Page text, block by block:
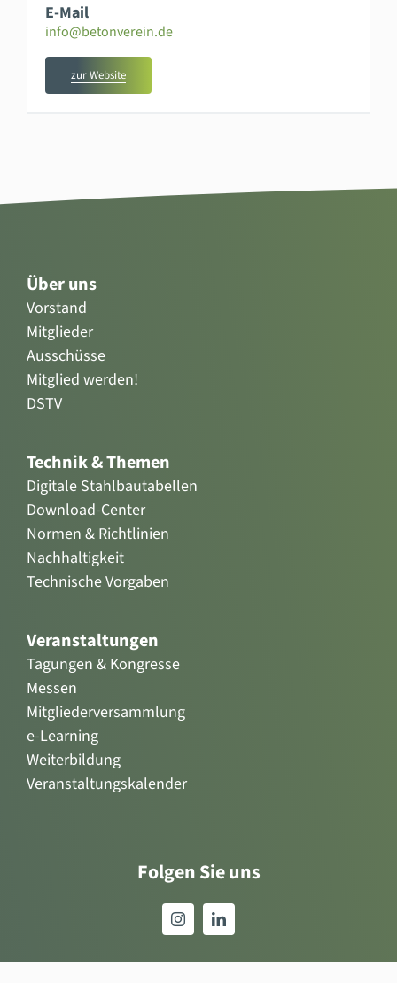
E-Mail
info@betonverein.de
zur Website
Über uns
Vorstand
Mitglieder
Ausschüsse
Mitglied werden!
DSTV
Technik & Themen
Digitale Stahlbautabellen
Download-Center
Normen & Richtlinien
Nachhaltigkeit
Technische Vorgaben
Veranstaltungen
Tagungen & Kongresse
Messen
Mitgliederversammlung
e-Learning
Weiterbildung
Veranstaltungskalender
Folgen Sie uns